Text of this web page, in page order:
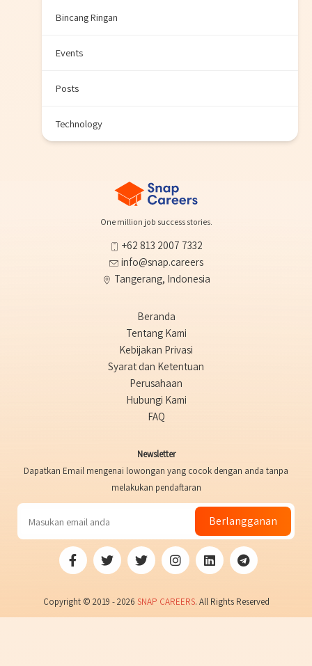
Bincang Ringan
Events
Posts
Technology
One million job success stories.
+62 813 2007 7332
info@snap.careers
Tangerang, Indonesia
Beranda
Tentang Kami
Kebijakan Privasi
Syarat dan Ketentuan
Perusahaan
Hubungi Kami
FAQ
Newsletter
Dapatkan Email mengenai lowongan yang cocok dengan anda tanpa
melakukan pendaftaran
Berlangganan
Copyright © 2019 - 2026 SNAP CAREERS. All Rights Reserved